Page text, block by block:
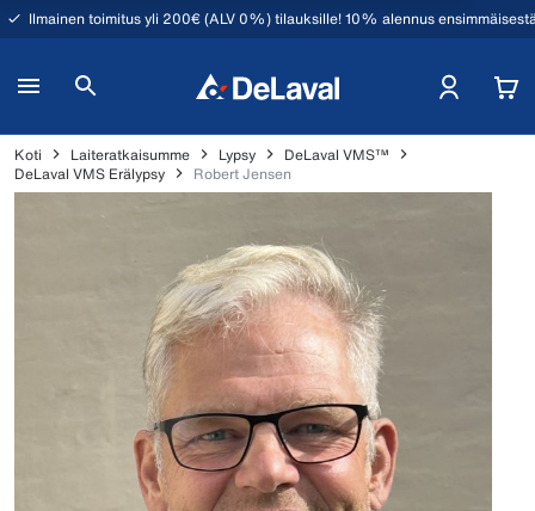
Ilmainen toimitus yli 200€ (ALV 0%) tilauksille! 10% alennus
Koti Laiteratkaisumme Lypsy
DeLaval VMS™
DeLaval VMS Erälypsy
Robert Jensen